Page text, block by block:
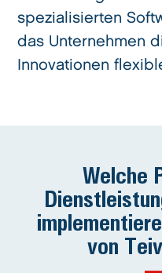
spezialisierten
das Unternehmen
Innovationen
Welche
von